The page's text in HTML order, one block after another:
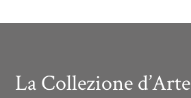
La Collezione d’Arte